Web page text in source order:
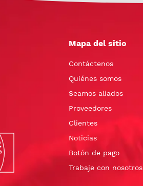
Mapa del sitio
Contáctenos
Quiénes somos
Seamos aliados
Proveedores
Clientes
Noticias
Botón de pago
Trabaje con nosotros